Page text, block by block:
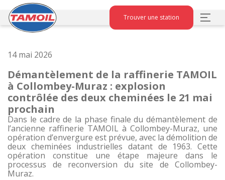
Trouver une station
14 mai 2026
Démantèlement de la raffinerie TAMOIL
à Collombey-Muraz : explosion
contrôlée des deux cheminées le 21 mai
prochain
Dans le cadre de la phase finale du démantèlement de
l’ancienne raffinerie TAMOIL à Collombey-Muraz, une
opération d’envergure est prévue, avec la démolition de
deux cheminées industrielles datant de 1963. Cette
opération constitue une étape majeure dans le
processus de reconversion du site de Collombey-
Muraz.